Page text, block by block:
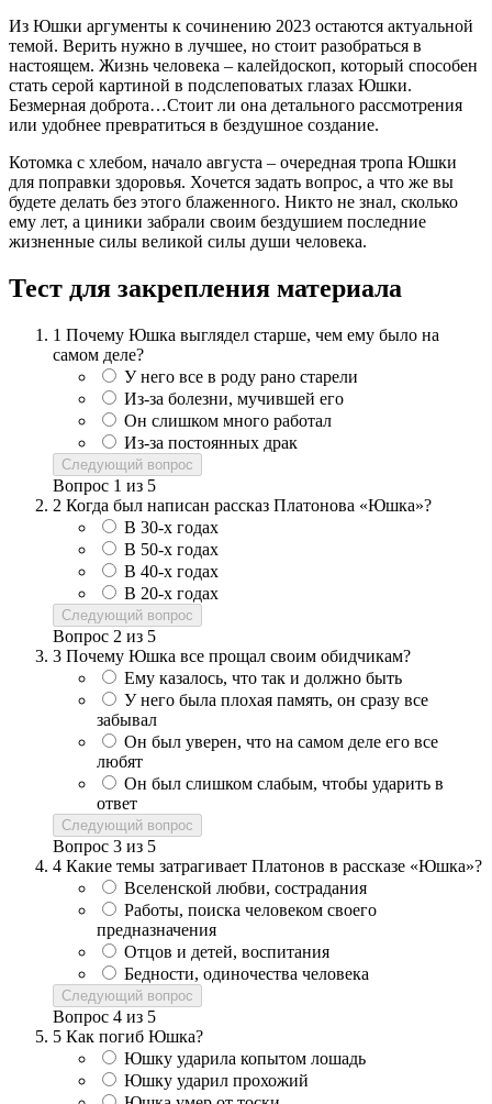
Из Юшки аргументы к сочинению 2023 остаются актуальной
темой. Верить нужно в лучшее, но стоит разобраться в
настоящем. Жизнь человека – калейдоскоп, который способен
стать серой картиной в подслеповатых глазах Юшки.
Безмерная доброта…Стоит ли она детального рассмотрения
или удобнее превратиться в бездушное создание.
Котомка с хлебом, начало августа – очередная тропа Юшки
для поправки здоровья. Хочется задать вопрос, а что же вы
будете делать без этого блаженного. Никто не знал, сколько
ему лет, а циники забрали своим бездушием последние
жизненные силы великой силы души человека.
Тест для закрепления материала
1 Почему Юшка выглядел старше, чем ему было на
самом деле?
У него все в роду рано старели
Из-за болезни, мучившей его
Он слишком много работал
Из-за постоянных драк
Следующий вопрос
Вопрос 1 из 5
2 Когда был написан рассказ Платонова «Юшка»?
В 30-х годах
В 50-х годах
В 40-х годах
В 20-х годах
Следующий вопрос
Вопрос 2 из 5
3 Почему Юшка все прощал своим обидчикам?
Ему казалось, что так и должно быть
У него была плохая память, он сразу все
забывал
Он был уверен, что на самом деле его все
любят
Он был слишком слабым, чтобы ударить в
ответ
Следующий вопрос
Вопрос 3 из 5
4 Какие темы затрагивает Платонов в рассказе «Юшка»?
Вселенской любви, сострадания
Работы, поиска человеком своего
предназначения
Отцов и детей, воспитания
Бедности, одиночества человека
Следующий вопрос
Вопрос 4 из 5
5 Как погиб Юшка?
Юшку ударила копытом лошадь
Юшку ударил прохожий